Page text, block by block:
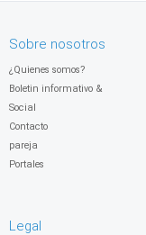
Sobre nosotros
¿Quienes somos?
Boletin informativo &
Social
Contacto
pareja
Portales
Legal